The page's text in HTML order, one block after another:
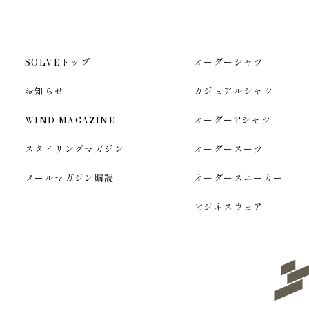
SOLVEトップ
お知らせ
WIND MAGAZINE
スタイリングマガジン
メールマガジン購読
オーダーシャツ
カジュアルシャツ
オーダーTシャツ
オーダースーツ
オーダースニーカー
ビジネスウェア